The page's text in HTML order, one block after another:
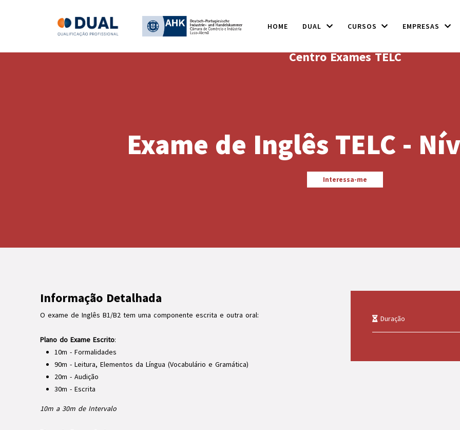
HOME DUAL CURSOS EMPRESAS
Centro Exames TELC
Exame de Inglês TELC -
Interessa-me
Informação Detalhada
O exame de Inglês B1/B2 tem uma componente escrita e outra oral:
Plano do Exame Escrito:
10m - Formalidades
90m - Leitura, Elementos da Língua (Vocabulário e Gramática)
20m - Audição
30m - Escrita
10m a 30m de Intervalo
Duração